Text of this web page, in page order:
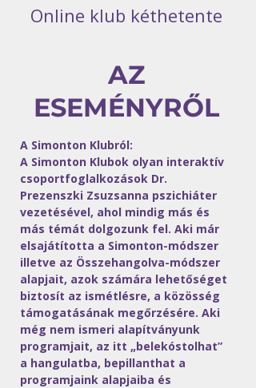
Online klub kéthetente
AZ
ESEMÉNYRŐL
A Simonton Klubról:
A Simonton Klubok olyan interaktív
csoportfoglalkozások Dr.
Prezenszki Zsuzsanna pszichiáter
vezetésével, ahol mindig más és
más témát dolgozunk fel. Aki már
elsajátította a Simonton-módszer
illetve az Összehangolva-módszer
alapjait, azok számára lehetőséget
biztosít az ismétlésre, a közösség
támogatásának megőrzésére. Aki
még nem ismeri alapítványunk
programjait, az itt „belekóstolhat”
a hangulatba, bepillanthat a
programjaink alapjaiba és